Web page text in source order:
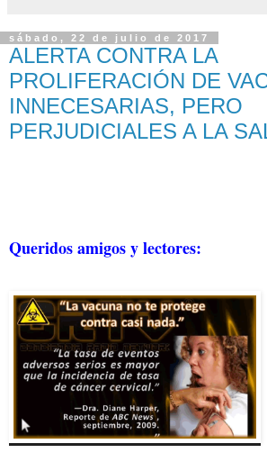
sábado, 22 de julio de 2017
ALERTA CONTRA LA
PROLIFERACIÓN DE
INNECESARIAS, PERO
PERJUDICIALES A LA
Queridos amigos y lectores: